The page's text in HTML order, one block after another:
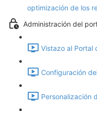
optimización de los
Administración del
Vistazo al Portal
Configuración
Personalización